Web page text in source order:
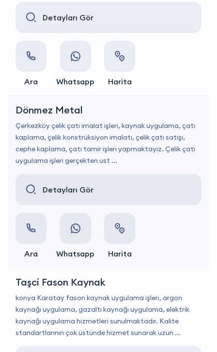
Detayları Gör
Ara Whatsapp Harita
Dönmez Metal
Çerkezköy çelik çatı imalat işleri, kaynak uygulama, çatı
kaplama, çelik konstrüksiyon imalatı, çelik çatı satışı,
cephe kaplama, çatı tamir işleri yapmaktayız. Çelik çatı
uygulama işleri gerçekten ust ...
Detayları Gör
Ara Whatsapp Harita
Taşci Fason Kaynak
konya Karatay fason kaynak uygulama işleri, argon
kaynağı uygulama, gazaltı kaynağı uygulama, elektrik
kaynağı uygulama hizmetleri sunulmaktadır. Kalite
standartlarının çok üstünde hizmet sunarak uzun ...